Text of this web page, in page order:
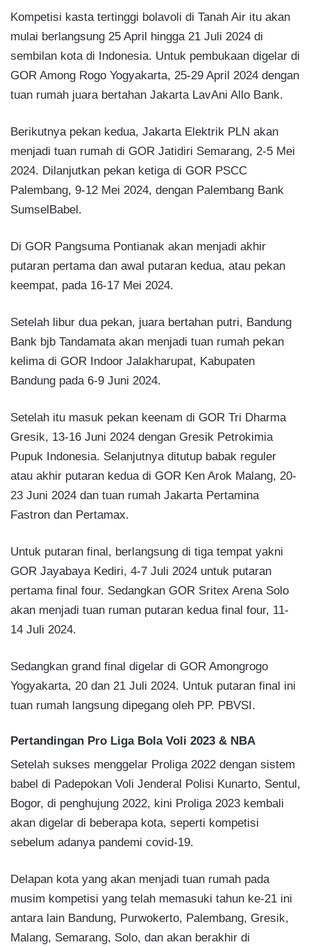
Kompetisi kasta tertinggi bolavoli di Tanah Air itu akan
mulai berlangsung 25 April hingga 21 Juli 2024 di
sembilan kota di Indonesia. Untuk pembukaan digelar di
GOR Among Rogo Yogyakarta, 25-29 April 2024 dengan
tuan rumah juara bertahan Jakarta LavAni Allo Bank.
Berikutnya pekan kedua, Jakarta Elektrik PLN akan
menjadi tuan rumah di GOR Jatidiri Semarang, 2-5 Mei
2024. Dilanjutkan pekan ketiga di GOR PSCC
Palembang, 9-12 Mei 2024, dengan Palembang Bank
SumselBabel.
Di GOR Pangsuma Pontianak akan menjadi akhir
putaran pertama dan awal putaran kedua, atau pekan
keempat, pada 16-17 Mei 2024.
Setelah libur dua pekan, juara bertahan putri, Bandung
Bank bjb Tandamata akan menjadi tuan rumah pekan
kelima di GOR Indoor Jalakharupat, Kabupaten
Bandung pada 6-9 Juni 2024.
Setelah itu masuk pekan keenam di GOR Tri Dharma
Gresik, 13-16 Juni 2024 dengan Gresik Petrokimia
Pupuk Indonesia. Selanjutnya ditutup babak reguler
atau akhir putaran kedua di GOR Ken Arok Malang, 20-
23 Juni 2024 dan tuan rumah Jakarta Pertamina
Fastron dan Pertamax.
Untuk putaran final, berlangsung di tiga tempat yakni
GOR Jayabaya Kediri, 4-7 Juli 2024 untuk putaran
pertama final four. Sedangkan GOR Sritex Arena Solo
akan menjadi tuan ruman putaran kedua final four, 11-
14 Juli 2024.
Sedangkan grand final digelar di GOR Amongrogo
Yogyakarta, 20 dan 21 Juli 2024. Untuk putaran final ini
tuan rumah langsung dipegang oleh PP. PBVSI.
Pertandingan Pro Liga Bola Voli 2023 & NBA
Setelah sukses menggelar Proliga 2022 dengan sistem
babel di Padepokan Voli Jenderal Polisi Kunarto, Sentul,
Bogor, di penghujung 2022, kini Proliga 2023 kembali
akan digelar di beberapa kota, seperti kompetisi
sebelum adanya pandemi covid-19.
Delapan kota yang akan menjadi tuan rumah pada
musim kompetisi yang telah memasuki tahun ke-21 ini
antara lain Bandung, Purwokerto, Palembang, Gresik,
Malang, Semarang, Solo, dan akan berakhir di